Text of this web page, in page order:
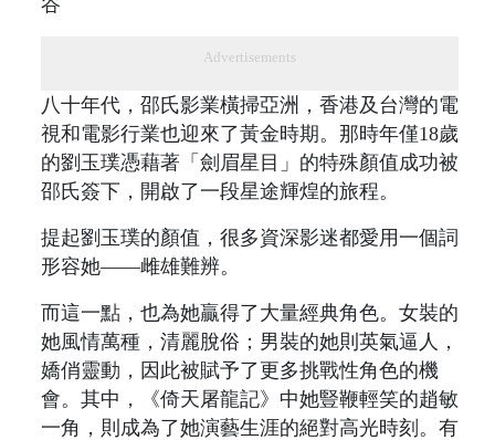
Advertisements
八十年代，邵氏影業橫掃亞洲，香港及台灣的電
視和電影行業也迎來了黃金時期。那時年僅18歲
的劉玉璞憑藉著「劍眉星目」的特殊顏值成功被
邵氏簽下，開啟了一段星途輝煌的旅程。
提起劉玉璞的顏值，很多資深影迷都愛用一個詞
形容她——雌雄難辨。
而這一點，也為她贏得了大量經典角色。女裝的
她風情萬種，清麗脫俗；男裝的她則英氣逼人，
嬌俏靈動，因此被賦予了更多挑戰性角色的機
會。其中，《倚天屠龍記》中她豎鞭輕笑的趙敏
一角，則成為了她演藝生涯的絕對高光時刻。有